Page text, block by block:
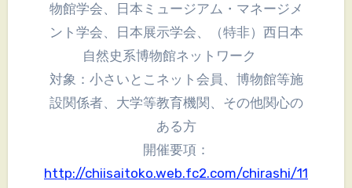
物館学会、日本ミュージアム・マネージメ
ント学会、日本展示学会、（特非）西日本
自然史系博物館ネットワーク
対象：小さいとこネット会員、博物館等施
設関係者、大学等教育機関、その他関心の
ある方
開催要項：
http://chiisaitoko.web.fc2.com/chirashi/11